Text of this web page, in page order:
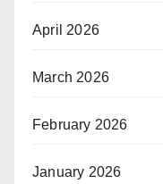
April 2026
March 2026
February 2026
January 2026